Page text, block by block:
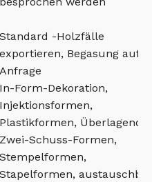
Standard -Holzfälle
exportieren, Begasung auf
Anfrage
In-Form-Dekoration,
Injektionsformen,
Plastikformen, Überlagende,
Zwei-Schuss-Formen,
Stempelformen,
Stapelformen,